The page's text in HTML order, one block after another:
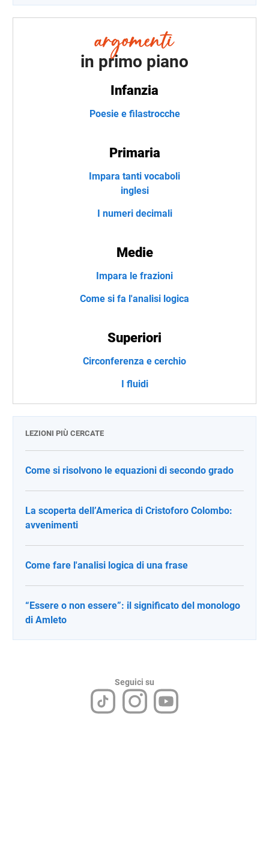
in primo piano
Infanzia
Poesie e filastrocche
Primaria
Impara tanti vocaboli
inglesi
I numeri decimali
Medie
Impara le frazioni
Come si fa l'analisi logica
Superiori
Circonferenza e cerchio
I fluidi
LEZIONI PIÙ CERCATE
Come si risolvono le equazioni di secondo grado
La scoperta dell’America di Cristoforo Colombo:
avvenimenti
Come fare l'analisi logica di una frase
“Essere o non essere”: il significato del monologo
di Amleto
Seguici su